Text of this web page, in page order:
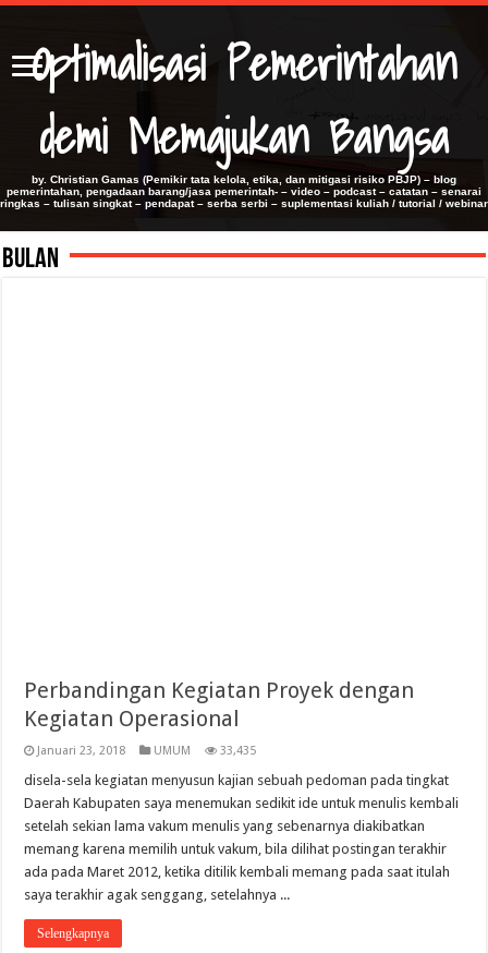
Optimalisasi Pemerintahan
demi Memajukan Bangsa
by. Christian Gamas (Pemikir tata kelola, etika, dan mitigasi risiko PBJP) – blog
pemerintahan, pengadaan barang/jasa pemerintah- – video – podcast – catatan – senarai
ringkas – tulisan singkat – pendapat – serba serbi – suplementasi kuliah / tutorial / webinar
Bulan
Perbandingan Kegiatan Proyek dengan
Kegiatan Operasional
Januari 23, 2018 UMUM 33,435
disela-sela kegiatan menyusun kajian sebuah pedoman pada tingkat
Daerah Kabupaten saya menemukan sedikit ide untuk menulis kembali
setelah sekian lama vakum menulis yang sebenarnya diakibatkan
memang karena memilih untuk vakum, bila dilihat postingan terakhir
ada pada Maret 2012, ketika ditilik kembali memang pada saat itulah
saya terakhir agak senggang, setelahnya ...
Selengkapnya